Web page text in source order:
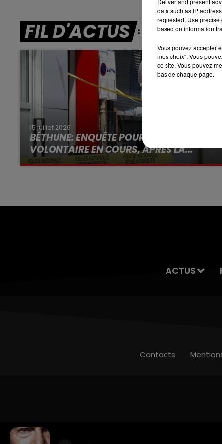
DEBOUT C'EST L'HEURE
FIL D'ACTUS
15 juillet 2026
BÉTHUNE: ENQUÊTE POUR HOMICIDE
VOLONTAIRE EN COURS, APRÈS LA...
Selon les premiers éléments, le logement
ACTUS
Contacts
data such as IP
requested; Use precise
based on information
Vous pouvez accepter
mes choix". Vous
ce site. Vous pouvez
bas de chaque page.